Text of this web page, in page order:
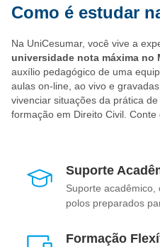
Como é estudar
Na UniCesumar, você vive a
universidade nota máxima no
auxílio pedagógico de uma
aulas on-line, ao vivo e
vivenciar situações da prática
formação em Direito Civil. Conte
Suporte
Suporte acadêmico,
polos preparados
Formação